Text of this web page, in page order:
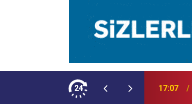
24
NEOPLAN Skyliner Ekledi 17:07